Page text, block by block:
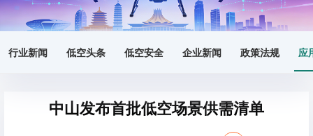
行业新闻 低空头条 低空安全 企业新闻 政策法规 应
首页 应用场景 正文
中山发布首批低空场景供需清单